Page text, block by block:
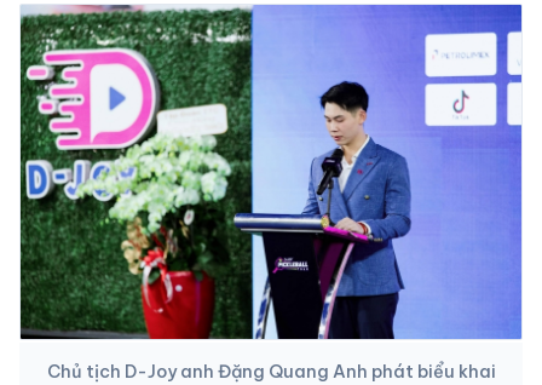
Chủ tịch D-Joy anh Đặng Quang Anh phát biểu khai